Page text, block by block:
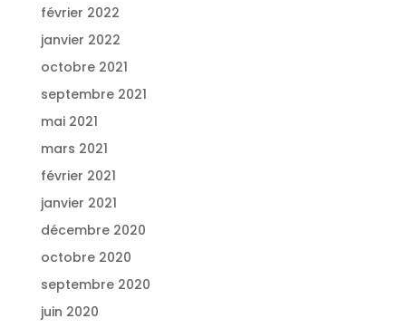
février 2022
janvier 2022
octobre 2021
septembre 2021
mai 2021
mars 2021
février 2021
janvier 2021
décembre 2020
octobre 2020
septembre 2020
juin 2020